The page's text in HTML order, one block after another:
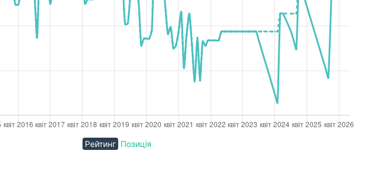
Рейтинг Позиція